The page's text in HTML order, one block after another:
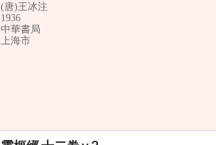
(唐)王冰注
1936
中華書局
上海市